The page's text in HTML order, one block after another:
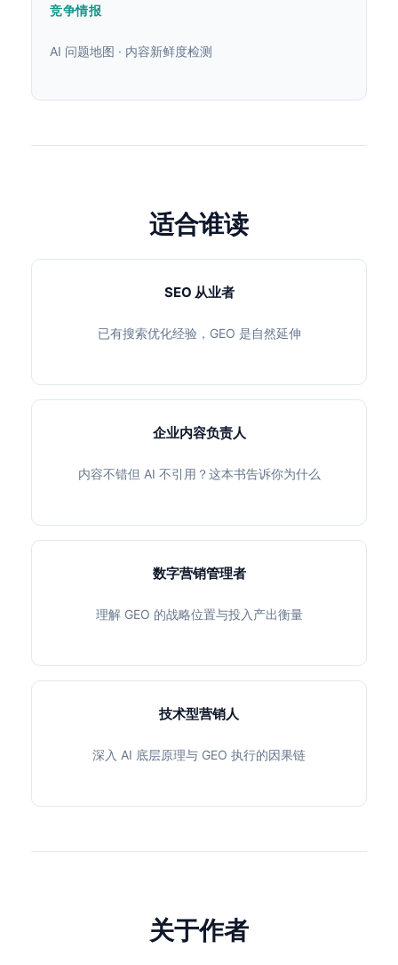
竞争情报
AI 问题地图 · 内容新鲜度检测
适合谁读
SEO 从业者
已有搜索优化经验，GEO 是自然延伸
企业内容负责人
内容不错但 AI 不引用？这本书告诉你为什么
数字营销管理者
理解 GEO 的战略位置与投入产出衡量
技术型营销人
深入 AI 底层原理与 GEO 执行的因果链
关于作者